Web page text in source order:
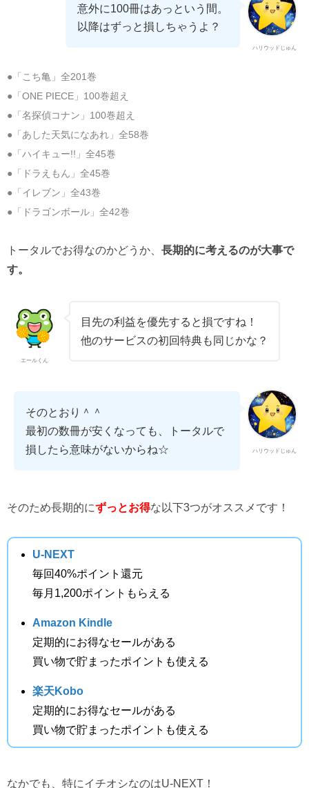
ハリウッドじゅん
意外に100冊はあっという間。
以降はずっと損しちゃうよ？
●「こち亀」全201巻
●「ONE PIECE」100巻超え
●「名探偵コナン」100巻超え
●「あした天気になあれ」全58巻
●「ハイキュー!!」全45巻
●「ドラえもん」全45巻
●「イレブン」全43巻
●「ドラゴンボール」全42巻
トータルでお得なのかどうか、 長期的に考えるのが大事で
す。
エールくん
目先の利益を優先すると損ですね！
他のサービスの初回特典も同じかな？
ハリウッドじゅん
そのとおり＾＾
最初の数冊が安くなっても、トータルで
損したら意味がないからね☆
そのため長期的にずっとお得な以下3つがオススメです！
U-NEXT
毎回40%ポイント還元
毎月1,200ポイントもらえる
Amazon Kindle
定期的にお得なセールがある
買い物で貯まったポイントも使える
楽天Kobo
定期的にお得なセールがある
買い物で貯まったポイントも使える
なかでも、特にイチオシなのはU-NEXT！